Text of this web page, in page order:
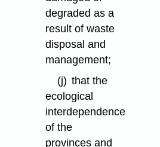
degraded as a
result of waste
disposal and
management;
(j) that the
ecological
interdependence
of the
provinces and